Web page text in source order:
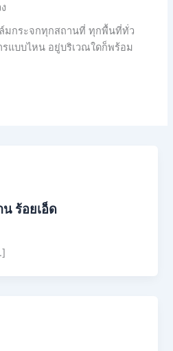
มกระจกทุกสถานที่ ทุกพื้นที่ทั่ว
แบบไหน อยู่บริเวณใดก็พร้อม
ร้อยเอ็ด